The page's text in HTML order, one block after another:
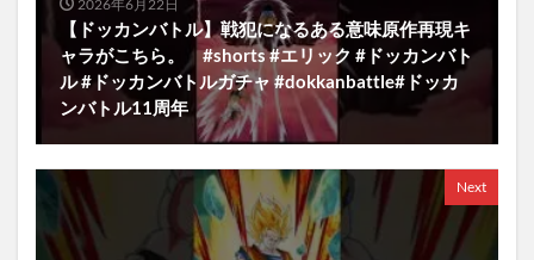
2026年6月22日
【ドッカンバトル】戦犯になるある意味原作再現キ
ャラがこちら。 #shorts #エリック #ドッカンバト
ル #ドッカンバトルガチャ #dokkanbattle#ドッカ
ンバトル11周年
Next